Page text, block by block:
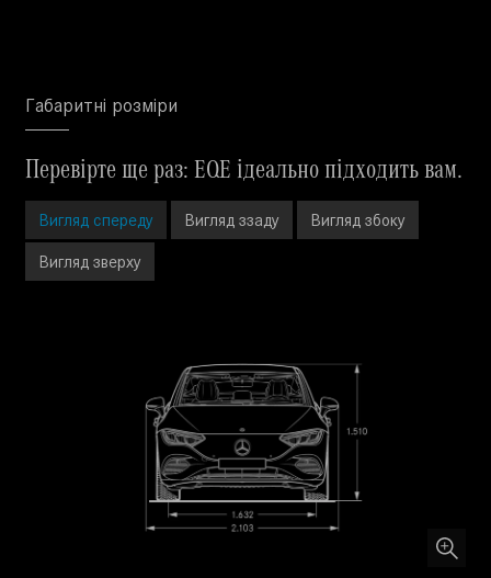
Габаритні розміри
Перевірте ще раз: EQE ідеально підходить вам.
Вигляд спереду Вигляд ззаду
Вигляд збоку
Вигляд зверху